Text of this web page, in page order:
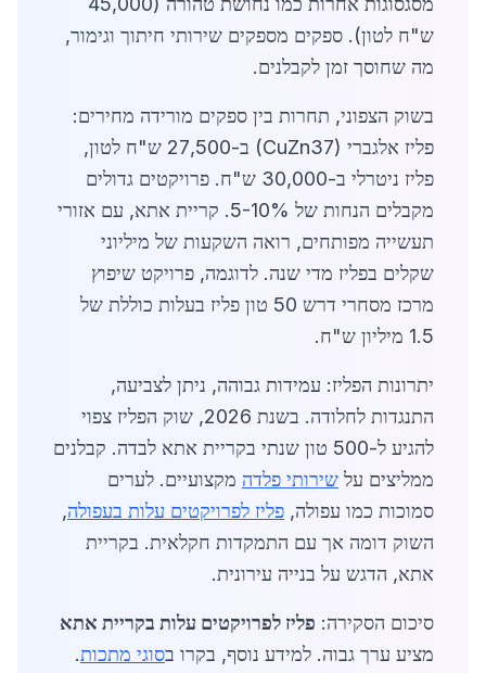
ש"ח לטון). ספקים מספקים שירותי חיתוך וגימור,
מה שחוסך זמן לקבלנים.
בשוק הצפוני, תחרות בין ספקים מורידה מחירים:
פליז אלגברי (CuZn37) ב-27,500 ש"ח לטון,
פליז ניטרלי ב-30,000 ש"ח. פרויקטים גדולים
מקבלים הנחות של 5-10%. קריית אתא, עם אזורי
תעשייה מפותחים, רואה השקעות של מיליוני
שקלים בפליז מדי שנה. לדוגמה, פרויקט שיפוץ
מרכז מסחרי דרש 50 טון פליז בעלות כוללת של
1.5 מיליון ש"ח.
יתרונות הפליז: עמידות גבוהה, ניתן לצביעה,
התנגדות לחלודה. בשנת 2026, שוק הפליז צפוי
להגיע ל-500 טון שנתי בקריית אתא לבדה. קבלנים
ממליצים על שירותי פלדה מקצועיים. לערים
סמוכות כמו עפולה, פליז לפרויקטים עלות בעפולה,
השוק דומה אך עם התמקדות חקלאית. בקריית
אתא, הדגש על בנייה עירונית.
סיכום הסקירה: פליז לפרויקטים עלות בקריית אתא
מציע ערך גבוה. למידע נוסף, בקרו בסוגי מתכות.